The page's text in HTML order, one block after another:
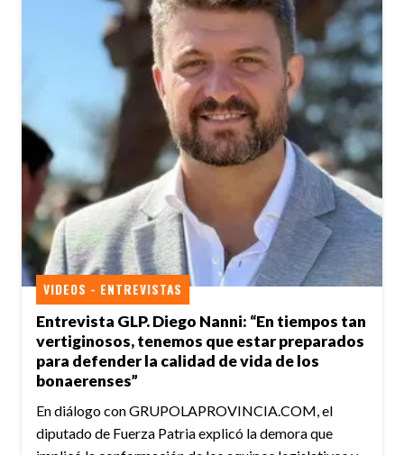
Entrevista GLP. Diego Nanni: “En tiempos tan
vertiginosos, tenemos que estar preparados
para defender la calidad de vida de los
bonaerenses”
VIDEOS - ENTREVISTAS
En diálogo con GRUPOLAPROVINCIA.COM, el
diputado de Fuerza Patria explicó la demora que